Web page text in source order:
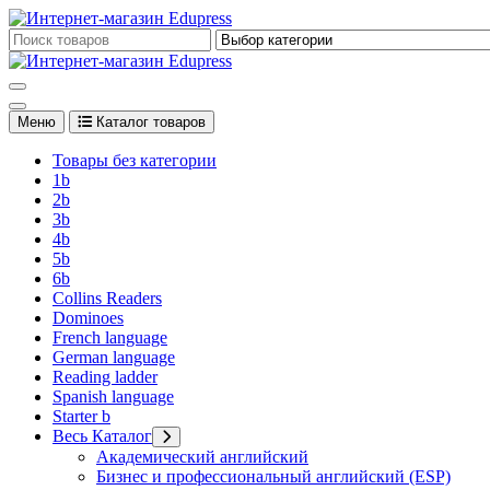
Перейти
к
содержимому
Edupress Uzbekistan, Edupress Узбекистан, книги, учебники на
Меню Каталог товаров
Товары без категории
1b
2b
3b
4b
5b
6b
Collins Readers
Dominoes
French language
German language
Reading ladder
Spanish language
Starter b
Весь Каталог
Академический английский
Бизнес и профессиональный английский (ESP)